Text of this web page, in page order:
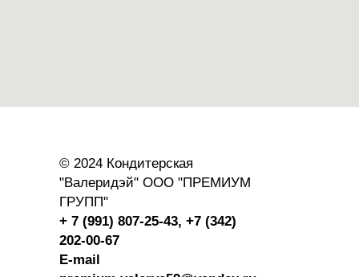
© 2024 Кондитерская
"Валеридэй" ООО "ПРЕМИУМ
ГРУПП"
+ 7 (991) 807-25-43, +7 (342)
202-00-67
E-mail